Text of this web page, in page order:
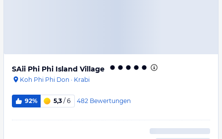
SAii Phi Phi Island Village
Koh Phi Phi Don · Krabi
92% 5,3 / 6 482 Bewertungen